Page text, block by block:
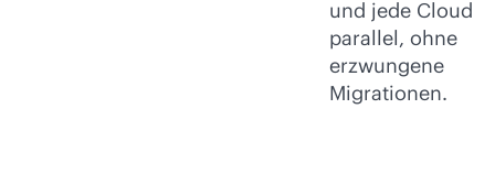
und jede Cloud
parallel, ohne
erzwungene
Migrationen.